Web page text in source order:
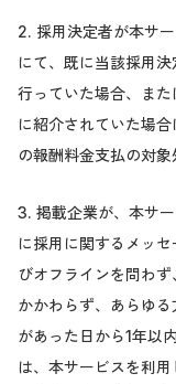
2. 採用決定者が本サ
にて、既に当該採用
行っていた場合、ま
に紹介されていた場
の報酬料金支払の対象
3. 掲載企業が、本サ
に採用に関するメッ
びオフラインを問わ
かかわらず、あらゆる
があった日から1年以
は、本サービスを利